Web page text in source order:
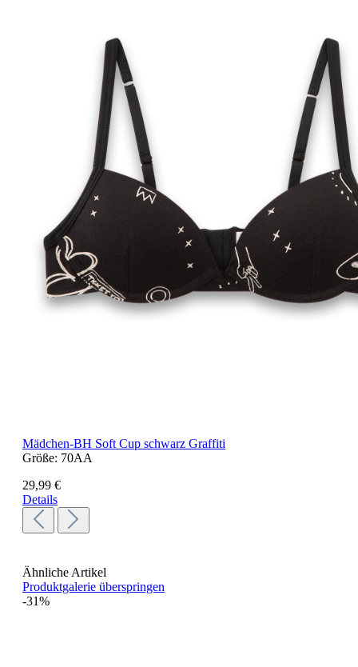
Mädchen-BH Soft Cup schwarz Graffiti
Größe: 70AA
29,99 €
Details
Ähnliche Artikel
Produktgalerie überspringen
-31%